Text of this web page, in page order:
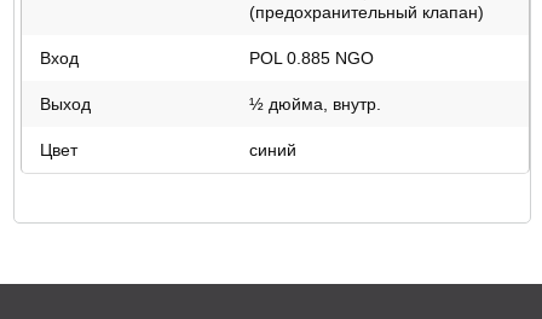
(предохранительный клапан)
Вход POL 0.885 NGO
Выход ½ дюйма, внутр.
Цвет синий